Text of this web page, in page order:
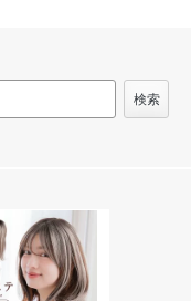
検索